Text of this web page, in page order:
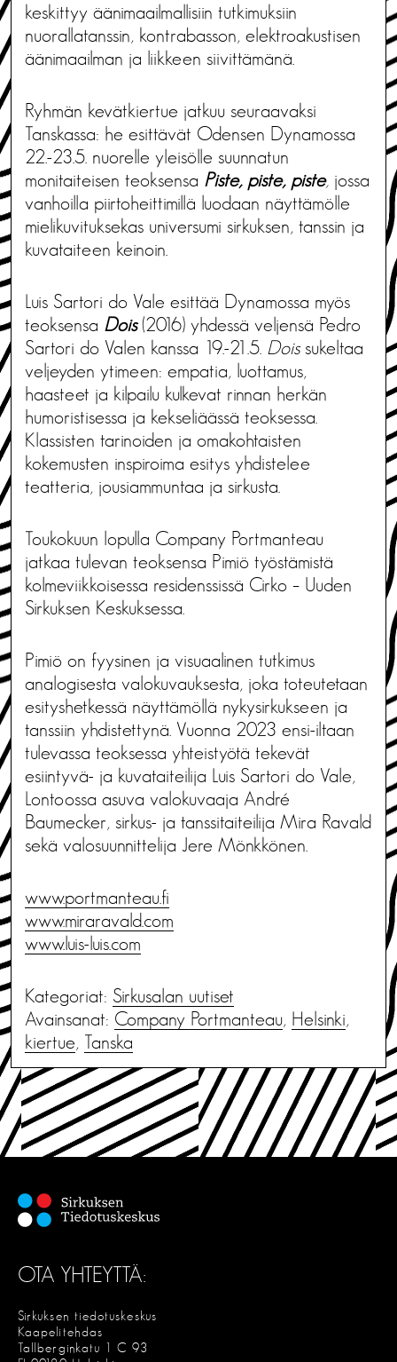
keskittyy äänimaailmallisiin tutkimuksiin
nuorallatanssin, kontrabasson, elektroakustisen
äänimaailman ja liikkeen siivittämänä.
Ryhmän kevätkiertue jatkuu seuraavaksi
Tanskassa: he esittävät Odensen Dynamossa
22.-23.5. nuorelle yleisölle suunnatun
monitaiteisen teoksensa Piste, piste, piste, jossa
vanhoilla piirtoheittimillä luodaan näyttämölle
mielikuvituksekas universumi sirkuksen, tanssin ja
kuvataiteen keinoin.
Luis Sartori do Vale esittää Dynamossa myös
teoksensa Dois(2016) yhdessä veljensä Pedro
Sartori do Valen kanssa 19.-21.5. Doissukeltaa
veljeyden ytimeen: empatia, luottamus,
haasteet ja kilpailu kulkevat rinnan herkän
humoristisessa ja kekseliäässä teoksessa.
Klassisten tarinoiden ja omakohtaisten
kokemusten inspiroima esitys yhdistelee
teatteria, jousiammuntaa ja sirkusta.
Toukokuun lopulla Company Portmanteau
jatkaa tulevan teoksensa Pimiö työstämistä
kolmeviikkoisessa residenssissä Cirko – Uuden
Sirkuksen Keskuksessa.
Pimiö on fyysinen ja visuaalinen tutkimus
analogisesta valokuvauksesta, joka toteutetaan
esityshetkessä näyttämöllä nykysirkukseen ja
tanssiin yhdistettynä. Vuonna 2023 ensi-iltaan
tulevassa teoksessa yhteistyötä tekevät
esiintyvä- ja kuvataiteilija Luis Sartori do Vale,
Lontoossa asuva valokuvaaja André
Baumecker, sirkus- ja tanssitaiteilija Mira Ravald
sekä valosuunnittelija Jere Mönkkönen.
www.portmanteau.fi
www.miraravald.com
www.luis-luis.com
Kategoriat: Sirkusalan uutiset
Avainsanat: Company Portmanteau, Helsinki,
kiertue, Tanska
OTA YHTEYTTÄ:
Sirkuksen tiedotuskeskus
Kaapelitehdas
Tallberginkatu 1 C 93